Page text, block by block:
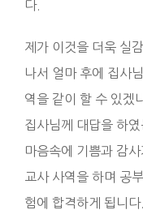
다.
제가 이것을 더욱 실
나서 얼마 후에 집사
역을 같이 할 수 있겠
집사님께 대답을 하
마음속에 기쁨과 감
교사 사역을 하며 공
험에 합격하게 됩니다.